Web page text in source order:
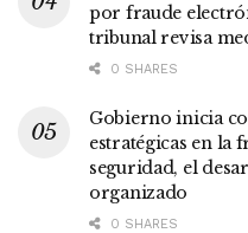
por fraude
tribunal revisa
0 SHARES
Gobierno inicia
estratégicas en la
seguridad, el
organizado
0 SHARES